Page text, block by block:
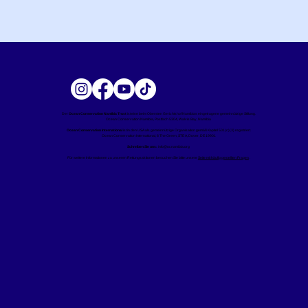
DerOcean Conservation Namibia Trustist eine beim Obersten Gerichtshof Namibias eingetragene gemeinnützige Stiftung.
Ocean Conservation Namibia, Postfach 5304, Walvis Bay, Namibia
Ocean Conservation Internationalist in den USA als gemeinnützige Organisation gemäß Kapitel 501(c)(3) registriert.
Ocean Conservation International, 8 The Green, STE A, Dover, DE 19901
Schreiben Sie uns: info@ocnamibia.org
Für weitere Informationen zu unseren Rettungsaktionen besuchen Sie bitte unsereSeite mit häufig gestellten Fragen.